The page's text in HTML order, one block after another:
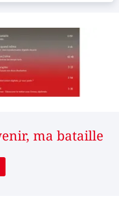
ma bataille